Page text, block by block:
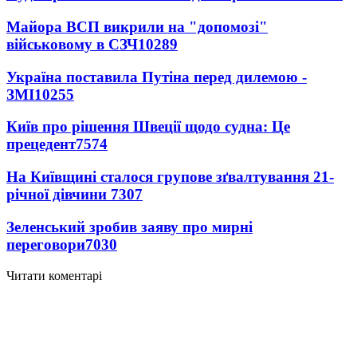
Майора ВСП викрили на "допомозі"
військовому в СЗЧ10289
Україна поставила Путіна перед дилемою -
ЗМІ10255
Київ про рішення Швеції щодо судна: Це
прецедент7574
На Київщині сталося групове зґвалтування 21-
річної дівчини 7307
Зеленський зробив заяву про мирні
переговори7030
Читати коментарі